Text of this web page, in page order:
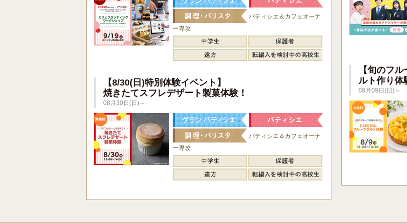
パティシエ＆カフェオーナ
ー専攻
【8/30(日)特別体験イベント】
焼きたてスフレデザート製菓体験！
08月30日(日)～
パティシエ＆カフェオーナ
ー専攻
【旬のフ
ルト作り体
08月09日(日)～